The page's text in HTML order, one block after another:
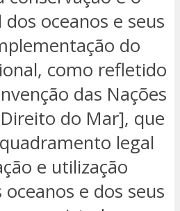
oceanos e seus
do
como refletido
das Nações
do Mar], que
legal
e utilização
e dos seus